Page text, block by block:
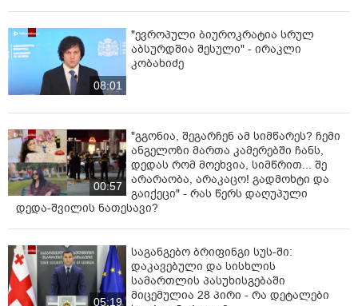
08:01
"ევროპული ბიუროკრატია სრულ
აბსურდშია შესული" - ირაკლი
კობახიძე
00:57
"გგონია, შეგარჩენ ამ სიმწარეს? ჩემი
ანგელოზი მართა კამერებში ჩანს,
დედას რომ მოეხვია, სიმწრით... შე
არარაობა, არაკაცო! გადმოხტი და
გაიქეცი" - რას წერს დაღუპული
დედა-შვილის ნათესავი?
05:19
საგანგებო ბრიფინგი სუს-ში:
დაკავებული და სისხლის
სამართლის პასუხისგებაში
მიცემულია 28 პირი - რა დეტალები